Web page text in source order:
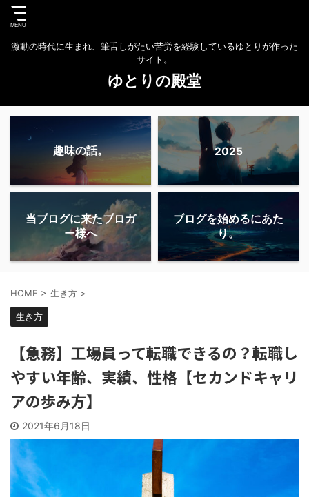
激動の時代に生まれ、筆舌しがたい苦労を経験しているゆとりが作った
サイト。
ゆとりの殿堂
趣味の話。 2025
当ブログに来たブロガ
ー様へ
ブログを始めるにあた
り。
HOME > 生き方 >
生き方
【急務】工場員って転職できるの？転職し
やすい年齢、実績、性格【セカンドキャリ
アの歩み方】
2021年6月18日